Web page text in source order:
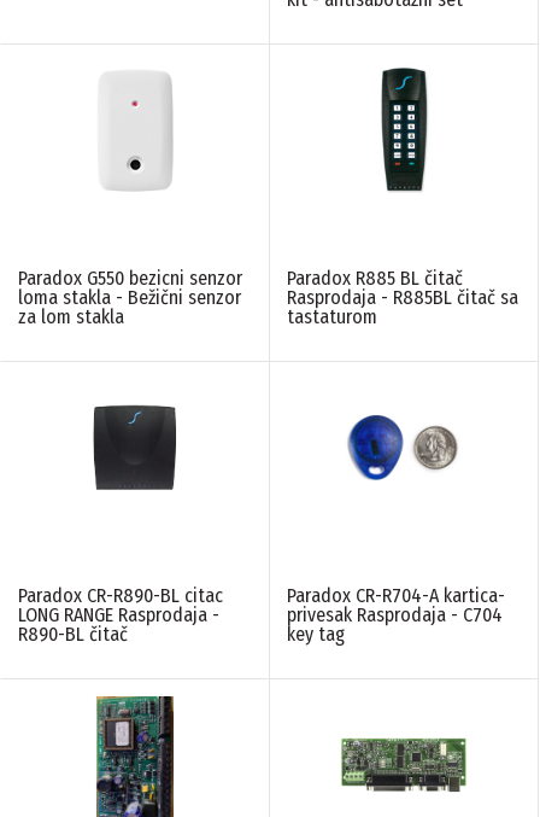
Paradox G550 bezicni senzor
loma stakla - Bežični senzor
za lom stakla
Paradox R885 BL čitač
Rasprodaja - R885BL čitač sa
tastaturom
Paradox CR-R890-BL citac
LONG RANGE Rasprodaja -
R890-BL čitač
Paradox CR-R704-A kartica-
privesak Rasprodaja - C704
key tag